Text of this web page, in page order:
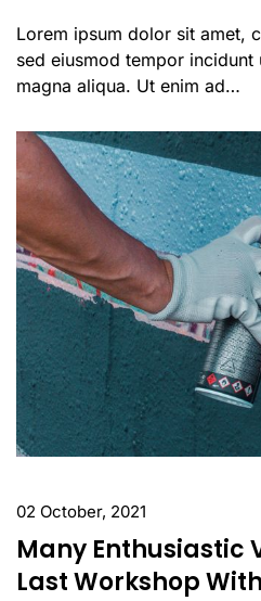
Lorem ipsum dolor sit amet,
sed eiusmod tempor
magna aliqua. Ut enim ad…
02 October, 2021
Many Enthusiastic
Last Workshop